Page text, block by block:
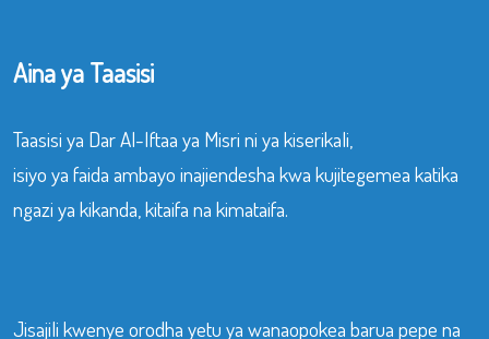
Aina ya Taasisi
Taasisi ya Dar Al-Iftaa ya Misri ni ya kiserikali,
isiyo ya faida ambayo inajiendesha kwa kujitegemea katika
ngazi ya kikanda, kitaifa na kimataifa.
Jisajili kwenye orodha yetu ya wanaopokea barua pepe na